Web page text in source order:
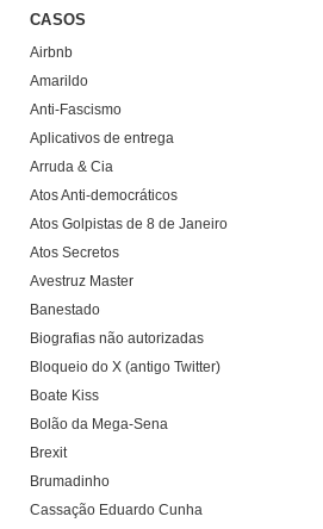
CASOS
Airbnb
Amarildo
Anti-Fascismo
Aplicativos de entrega
Arruda & Cia
Atos Anti-democráticos
Atos Golpistas de 8 de Janeiro
Atos Secretos
Avestruz Master
Banestado
Biografias não autorizadas
Bloqueio do X (antigo Twitter)
Boate Kiss
Bolão da Mega-Sena
Brexit
Brumadinho
Cassação Eduardo Cunha